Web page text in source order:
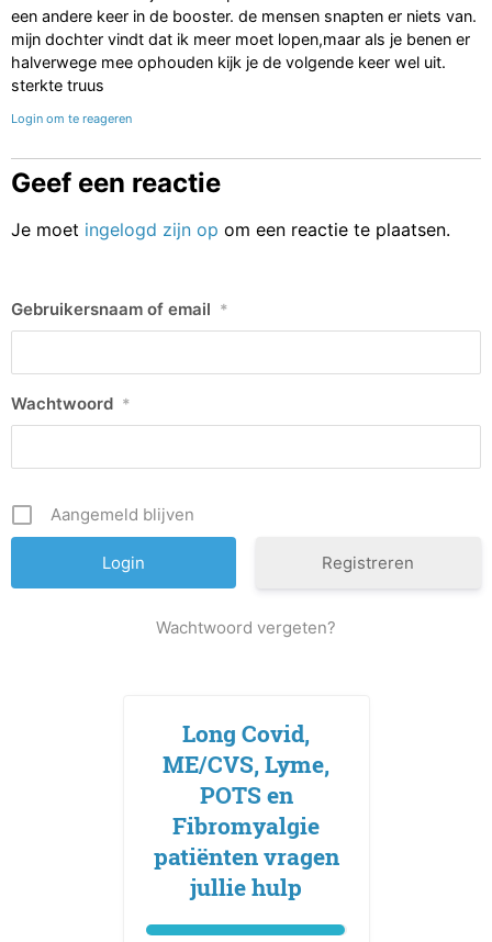
een andere keer in de booster. de mensen snapten er niets van.
mijn dochter vindt dat ik meer moet lopen,maar als je benen er
halverwege mee ophouden kijk je de volgende keer wel uit.
sterkte truus
Login om te reageren
Geef een reactie
Je moet ingelogd zijn op om een reactie te plaatsen.
Gebruikersnaam of email *
Wachtwoord *
Aangemeld blijven
Registreren
Wachtwoord vergeten?
Long Covid,
ME/CVS, Lyme,
POTS en
Fibromyalgie
patiënten vragen
jullie hulp